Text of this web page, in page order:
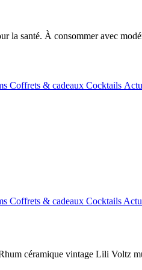
la santé. À consommer avec
Coffrets & cadeaux Cocktails
Coffrets & cadeaux Cocktails
céramique vintage Lili Voltz